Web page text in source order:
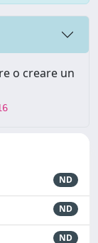
o creare un
ND
ND
ND